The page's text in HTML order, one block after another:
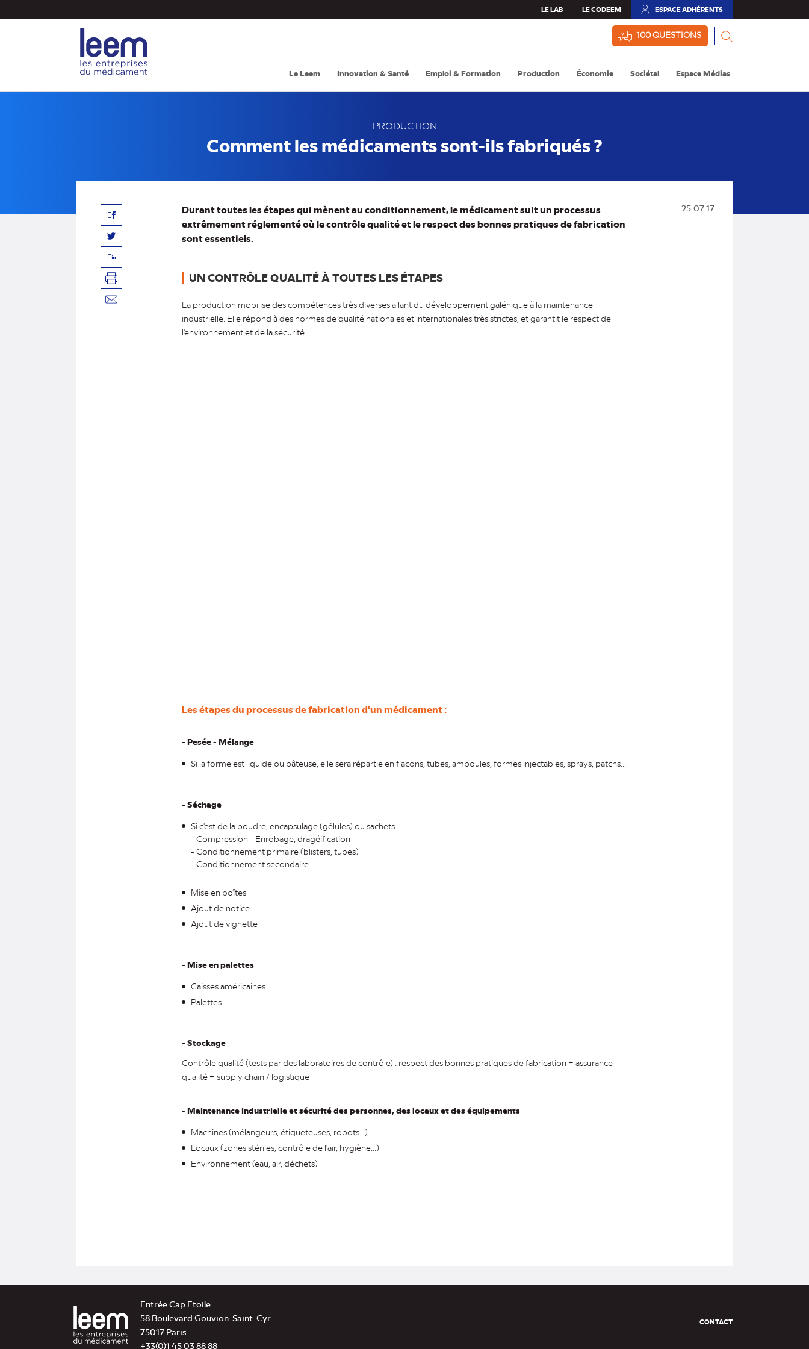
au
LE LAB LE CODEEM ESPACE ADHÉRENTS
(NOUVEL
100 QUESTIONS
Le Leem Innovation & Santé Emploi & Formation Production Économie Sociétal Espace Médias
PRODUCTION
Comment les médicaments sont-ils fabriqués ?
25.07.17
Facebook
Twitter
Linkedin
Imprimer
Envoyer
Durant toutes les étapes qui mènent au conditionnement, le médicament suit un processus
extrêmement réglementé où le contrôle qualité et le respect des bonnes pratiques de fabrication
sont essentiels.
UN CONTRÔLE QUALITÉ À TOUTES LES ÉTAPES
La production mobilise des compétences très diverses allant du développement galénique à la maintenance
industrielle. Elle répond à des normes de qualité nationales et internationales très strictes, et garantit le respect de
l'environnement et de la sécurité.
Les étapes du processus de fabrication d'un médicament :
- Pesée - Mélange
Si la forme est liquide ou pâteuse, elle sera répartie en flacons, tubes, ampoules, formes injectables, sprays, patchs...
- Séchage
Si c'est de la poudre, encapsulage (gélules) ou sachets
- Compression - Enrobage, dragéification
- Conditionnement primaire (blisters, tubes)
- Conditionnement secondaire
Mise en boîtes
Ajout de notice
Ajout de vignette
- Mise en palettes
Caisses américaines
Palettes
- Stockage
Contrôle qualité (tests par des laboratoires de contrôle) : respect des bonnes pratiques de fabrication + assurance
qualité + supply chain / logistique
- Maintenance industrielle et sécurité des personnes, des locaux et des équipements
Machines (mélangeurs, étiqueteuses, robots...)
Locaux (zones stériles, contrôle de l'air, hygiène...)
Environnement (eau, air, déchets)
Entrée Cap Etoile
58 Boulevard Gouvion-Saint-Cyr
75017 Paris
+33(0)1 45 03 88 88
Pied
CONTACT